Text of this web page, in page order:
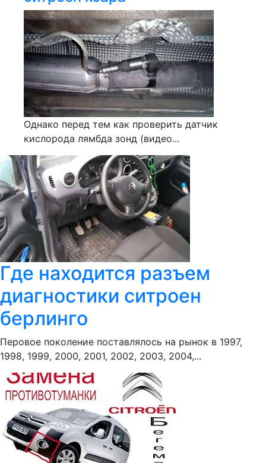
Однако перед тем как проверить датчик
кислорода лямбда зонд (видео...
Где находится разъем
диагностики ситроен
берлинго
Перовое поколение поставлялось на рынок в 1997,
1998, 1999, 2000, 2001, 2002, 2003, 2004,...